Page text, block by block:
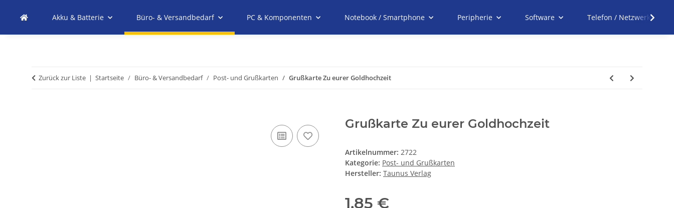
Akku & Batterie Büro- & Versandbedarf PC & Komponenten Notebook / Smartphone Peripherie Software Telefon / Netzwerk
Zurück zur Liste Startseite Büro- & Versandbedarf Post- und Grußkarten Grußkarte Zu eurer Goldhochzeit
Grußkarte Zu eurer Goldhochzeit
Artikelnummer: 2722
Kategorie: Post- und Grußkarten
Hersteller: Taunus Verlag
1,85 €